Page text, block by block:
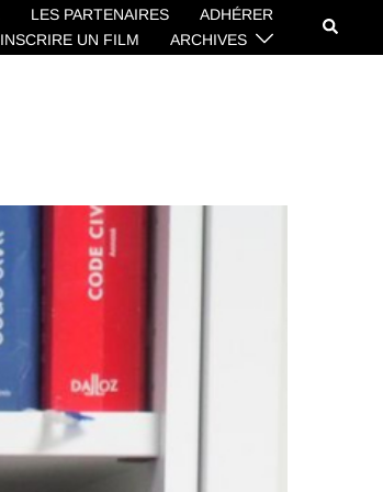
LES PARTENAIRES
ADHÉRER
INSCRIRE UN FILM
ARCHIVES